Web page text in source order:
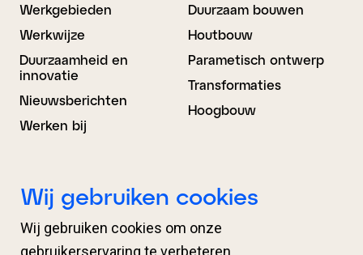
Wij gebruiken cookies
Wij gebruiken cookies om onze
gebruikerservaring te verbeteren.
Werkgebieden
Werkwijze
Duurzaamheid en
innovatie
Nieuwsberichten
Werken bij
Duurzaam bouwen
Houtbouw
Parametisch ontwerp
Transformaties
Hoogbouw
Ontwerp
Engineering
Projectondersteuning
Organisatieondersteuni
ng